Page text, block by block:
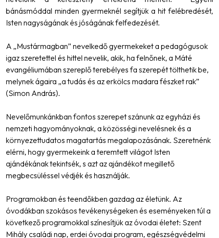
bánásmóddal minden gyermeknél segítjük a hit felébredését,
Isten nagyságának és jóságának felfedezését.
A „Mustármagban” nevelkedő gyermekeket a pedagógusok
igaz szeretettel és hittel nevelik, akik, ha felnőnek, a Máté
evangéliumában szereplő terebélyes fa szerepét tölthetik be,
melynek ágaira „a tudás és az erkölcs madara fészket rak”
(Simon András).
Nevelőmunkánkban fontos szerepet szánunk az egyházi és
nemzeti hagyományoknak, a közösségi nevelésnek és a
környezettudatos magatartás megalapozásának. Szeretnénk
elérni, hogy gyermekeink a teremtett világot Isten
ajándékának tekintsék, s azt az ajándékot megillető
megbecsüléssel védjék és használják.
Programokban és teendőkben gazdag az életünk. Az
óvodákban szokásos tevékenységeken és eseményeken túl a
következő programokkal színesítjük az óvodai életet: Szent
Mihály családi nap, erdei óvodai program, egészségvédelmi